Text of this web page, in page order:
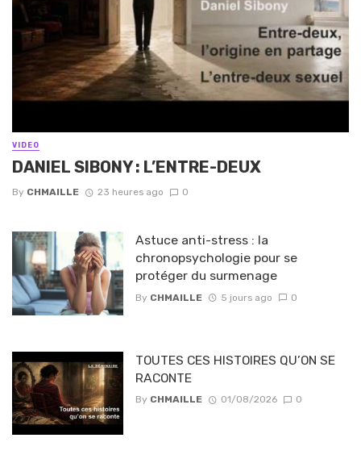
VIDEO
DANIEL SIBONY : L’ENTRE-DEUX
By CHMAILLE 23 heures ago 0
Astuce anti-stress : la
chronopsychologie pour se
protéger du surmenage
By CHMAILLE 5 jours ago 0
TOUTES CES HISTOIRES QU’ON SE
RACONTE
By CHMAILLE 01/08/2026 0